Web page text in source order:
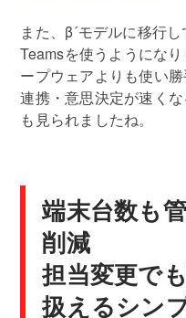
また、β´モデルに移行
Teamsを使うようにな
ープウェアよりも使い
連携・意思決定が速く
も見られましたね。
端末台数も
削減
担当変更で
扱えるシン